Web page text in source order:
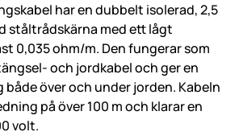
har en dubbelt isolerad, 2,5
ståltrådskärna med ett lågt
0,035 ohm/m. Den fungerar som
och jordkabel och ger en
över och under jorden. Kabeln
på över 100 m och klarar en
volt.